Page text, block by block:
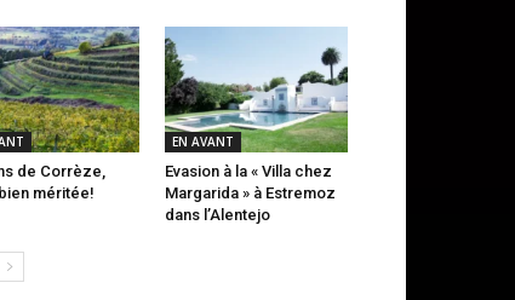
de Corrèze,
bien méritée!
EN AVANT
Evasion à la « Villa chez
Margarida » à Estremoz
dans l’Alentejo